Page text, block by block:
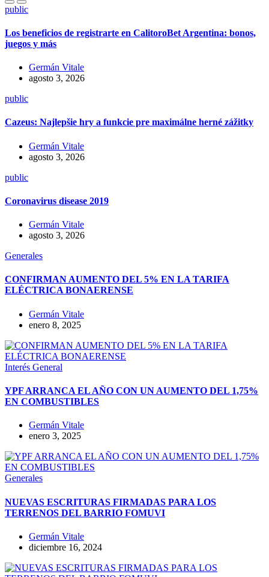
public
Los beneficios de registrarte en CalitoroBet Argentina: bonos,
juegos y más
Germán Vitale
agosto 3, 2026
public
Cazeus: Najlepšie hry a funkcie pre maximálne herné zážitky
Germán Vitale
agosto 3, 2026
public
Coronavirus disease 2019
Germán Vitale
agosto 3, 2026
Generales
CONFIRMAN AUMENTO DEL 5% EN LA TARIFA
ELÉCTRICA BONAERENSE
Germán Vitale
enero 8, 2025
Interés General
YPF ARRANCA EL AÑO CON UN AUMENTO DEL 1,75%
EN COMBUSTIBLES
Germán Vitale
enero 3, 2025
Generales
NUEVAS ESCRITURAS FIRMADAS PARA LOS
TERRENOS DEL BARRIO FOMUVI
Germán Vitale
diciembre 16, 2024